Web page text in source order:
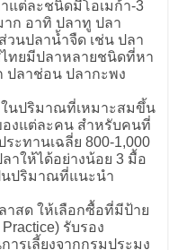
แต่ละชนิดมีโอเมก้า-3
าก อาทิ ปลาทู ปลา
วนปลาน้ำจืด เช่น ปลา
ไทยมีปลาหลายชนิดที่หา
ปลาช่อน ปลากะพง
ในปริมาณที่เหมาะสมขึ้น
องแต่ละคน สำหรับคนที่
ะทานเฉลี่ย 800-1,000
าให้ได้อย่างน้อย 3 มื้อ
นปริมาณที่แนะนำ
าสด ให้เลือกซื้อที่มีป้าย
รับรอง
รเลี้ยงจากกรมประมง